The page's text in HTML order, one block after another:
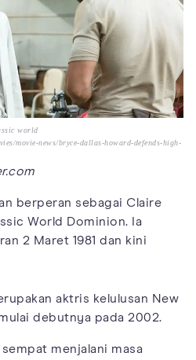
world
movie-news/bryce-dallas-howard-defends-high-
berperan sebagai Claire
World Dominion. Ia
2 Maret 1981 dan kini
aktris kelulusan New
debutnya pada 2002.
menjalani masa